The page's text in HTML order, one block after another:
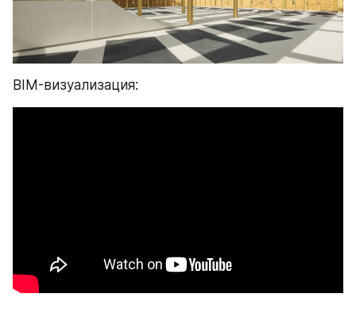
BIM-визуализация: